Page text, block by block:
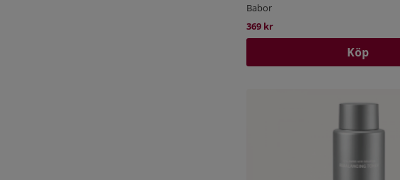
Babor
369 kr
Köp